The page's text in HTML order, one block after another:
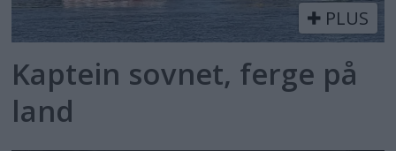
PLUS
Kaptein sovnet, ferge på
land